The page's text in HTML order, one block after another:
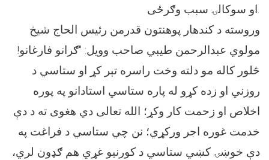
او سوکالۍ سبب وګرځی.
وروسته د کندهار پوهنتون قدرمن رئیس الحاج شيخ
مولوي عبدالرحمن طیبي صاحب وويل: "ګرانو فارغانو!
څلور کاله مو دلته وخت راسره تېر کړ او ستاسي د
روزني او زده‌ کړو له پاره ستاسي استادانو په پوره
اخلاص او زحمت کار وکړ؛ الله تعالی دي هغوی ته د دې
خدمت غوره اجر ورکړي؛ نن چي ستاسي د فراغت په
دې خوښۍ کښي ستاسي د کورنیو غړي هم ګډون لري،